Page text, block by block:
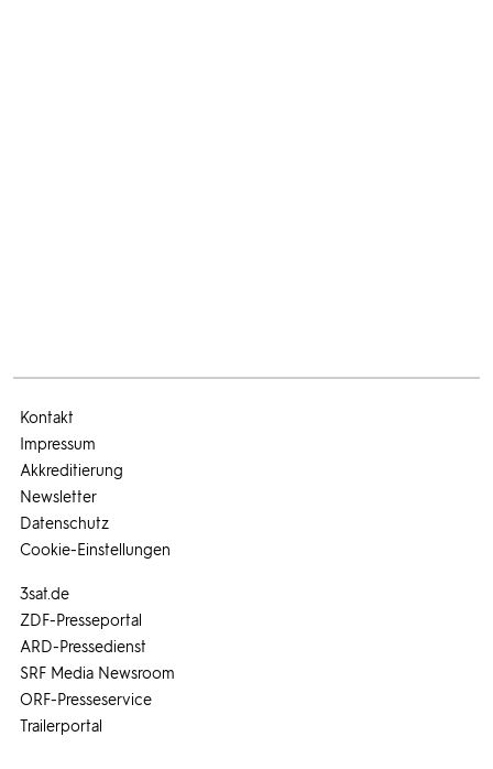
3sat.de
ZDF-Presseportal
ARD-Pressedienst
SRF Media Newsroom
ORF-Presseservice
Trailerportal
Kontakt
Impressum
Akkreditierung
Newsletter
Datenschutz
Cookie-Einstellungen